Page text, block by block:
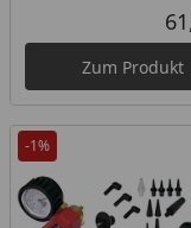
Zum Produkt
-1%